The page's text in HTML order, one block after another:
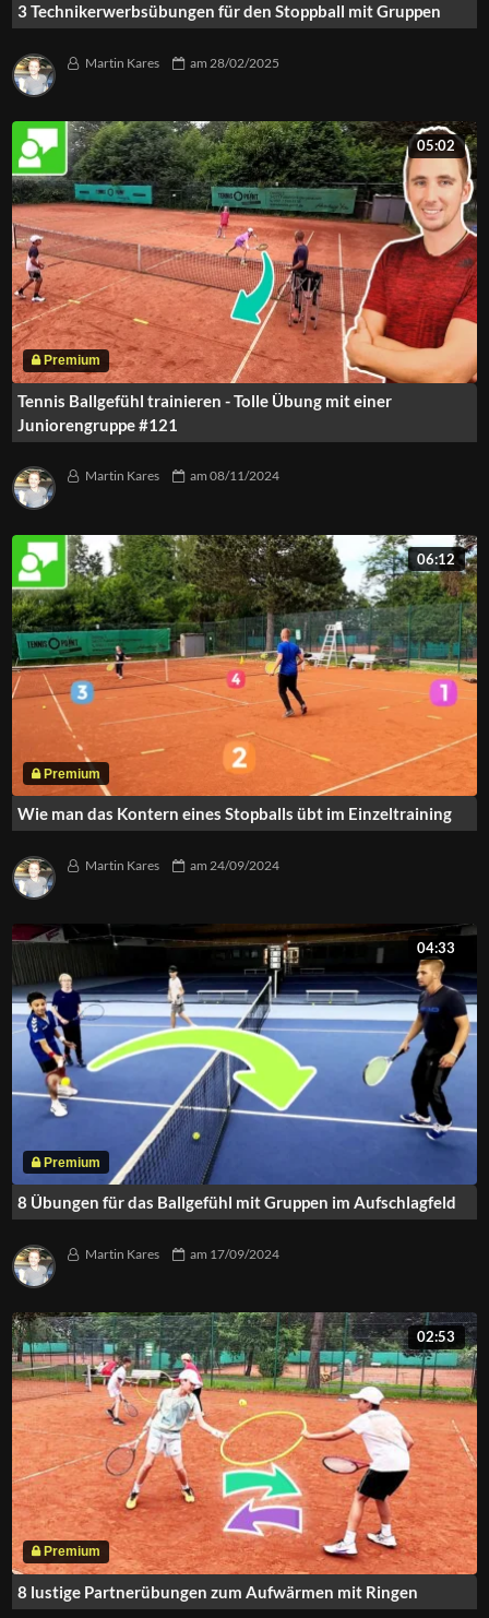
3 Technikerwerbsübungen für den Stoppball mit Gruppen
Martin Kares am 28/02/2025
05:02
Tennis Ballgefühl trainieren - Tolle Übung mit einer
Juniorengruppe #121
Martin Kares am08/11/2024
06:12
Wie man das Kontern eines Stopballs übt im Einzeltraining
Martin Kares am 24/09/2024
04:33
8 Übungen für das Ballgefühl mit Gruppen im Aufschlagfeld
Martin Kares am 17/09/2024
02:53
8 lustige Partnerübungen zum Aufwärmen mit Ringen